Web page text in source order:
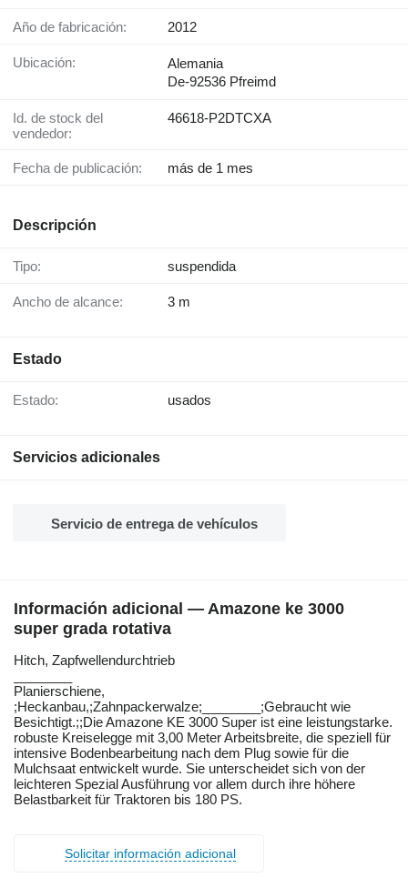
Año de fabricación: 2012
Ubicación:
Alemania
De-92536 Pfreimd
Id. de stock del
vendedor:
46618-P2DTCXA
Fecha de publicación: más de 1 mes
Descripción
Tipo: suspendida
Ancho de alcance: 3 m
Estado
Estado: usados
Servicios adicionales
Servicio de entrega de vehículos
Información adicional — Amazone ke 3000
super grada rotativa
Hitch, ​​​​​​​​​‌‌​​​​‌​​​​​​​​​‌‌‌​‌​‌​​​​​​​​​‌‌‌​‌​​​​​​​​​​​‌‌​‌‌‌‌​​​​​​​​​‌‌​‌‌​​​​​​​​​​​‌‌​‌​​‌​​​​​​​​​‌‌​‌‌‌​​​​​​​​​​‌‌​​‌​‌Zapfwellendurchtrieb
Planierschiene, ​​​​​​​​​‌‌‌​‌​​​​​​​​​​​‌‌‌​​‌​​​​​​​​​​‌‌​​​​‌​​​​​​​​​‌‌​‌​‌‌​​​​​​​​​‌‌‌​‌​​​​​​​​​​​‌‌​‌‌‌‌​​​​​​​​​‌‌‌​​‌​​​​​​​​​​‌‌‌​​​​​​​​​​​​​‌‌​‌‌‌‌​​​​​​​​​‌‌​‌‌‌‌​​​​​​​​​‌‌​‌‌​​
;Heckanbau,;Zahnpackerwalze;________;Gebraucht wie
Besichtigt.;;Die Amazone KE 3000 Super ist eine leistungstarke.
robuste Kreiselegge mit 3,00 Meter Arbeitsbreite, die speziell für
intensive Bodenbearbeitung nach dem Plug sowie für die
Mulchsaat entwickelt wurde. Sie unterscheidet sich von der
leichteren Spezial Ausführung vor allem durch ihre höhere
Belastbarkeit für Traktoren bis 180 PS.
Solicitar información adicional